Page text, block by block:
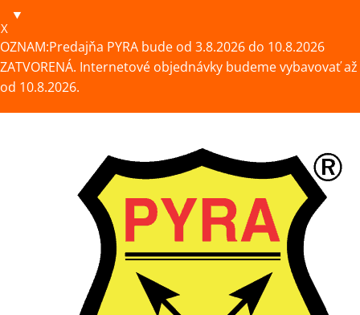
X
OZNAM:Predajňa PYRA bude od 3.8.2026 do 10.8.2026
ZATVORENÁ. Internetové objednávky budeme vybavovať až
od 10.8.2026.